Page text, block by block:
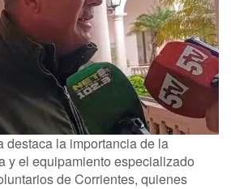
destaca la importancia de la
y el equipamiento especializado
de Corrientes, quienes